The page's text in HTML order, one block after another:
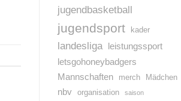
jugendbasketball
jugendsport kader
landesliga
leistungssport
letsgohoneybadgers
Mannschaften
merch Mädchen
nbv organisation saison